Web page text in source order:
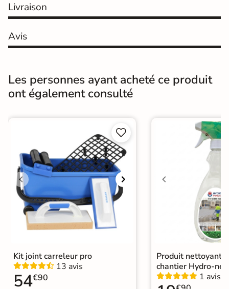
Dimensions des
mosaïques
Surface Structurée
Résistant au Gel Oui
Chauffant
Oui
Conditionnement Boite
Choix 1er Choix
Pose Coller
Support
Placo, tout type de support mural
Livraison
Avis
Les personnes ayant acheté ce produit
ont également consulté


Kit joint carreleur pro
13 avis
54€90
Produit nettoyant
chantier Hydro-net
1 avis